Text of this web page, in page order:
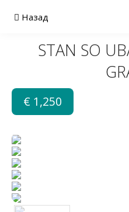
Назад
STAN SO
€ 1,250